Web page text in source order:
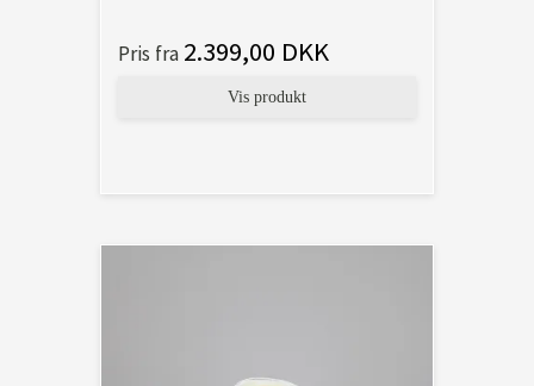
Pris fra 2.399,00 DKK
Vis produkt